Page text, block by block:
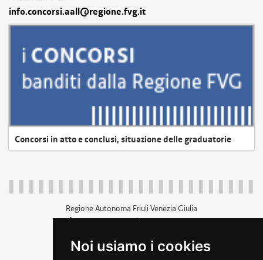
Noi usiamo i cookies
info.concorsi.aall@regione.fvg.it
Concorsi in atto e conclusi, situazione delle graduatorie
Regione Autonoma Friuli Venezia Giulia
c.f. 80014930327; p.iva 00526040324
+39 040 3771111